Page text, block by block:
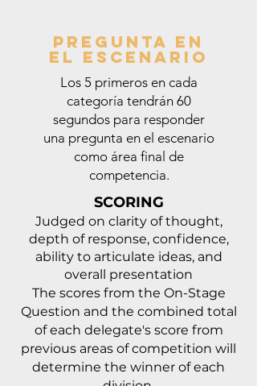
Pregunta en
el escenario
Los 5 primeros en cada
categoría tendrán 60
segundos para responder
una pregunta en el escenario
como área final de
competencia.
SCORING
Judged on clarity of thought,
depth of response, confidence,
ability to articulate ideas, and
overall presentation
The scores from the On-Stage
Question and the combined total
of each delegate's score from
previous areas of competition will
determine the winner of each